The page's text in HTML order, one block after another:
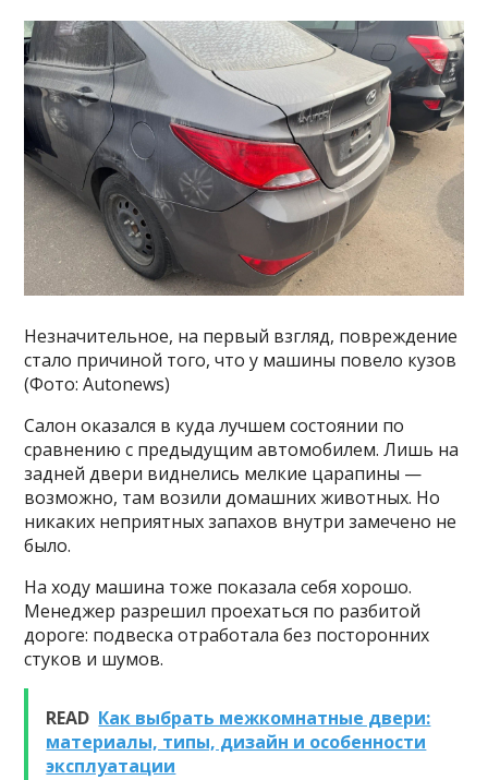
Незначительное, на первый взгляд, повреждение
стало причиной того, что у машины повело кузов
(Фото: Autonews)
Салон оказался в куда лучшем состоянии по
сравнению с предыдущим автомобилем. Лишь на
задней двери виднелись мелкие царапины —
возможно, там возили домашних животных. Но
никаких неприятных запахов внутри замечено не
было.
На ходу машина тоже показала себя хорошо.
Менеджер разрешил проехаться по разбитой
дороге: подвеска отработала без посторонних
стуков и шумов.
READ Как выбрать межкомнатные двери:
материалы, типы, дизайн и особенности
эксплуатации